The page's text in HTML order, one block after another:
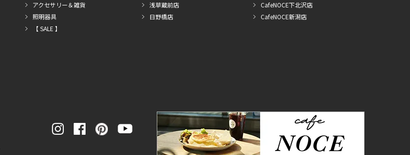
アクセサリー＆雑貨
照明器具
【 SALE 】
浅草蔵前店
日野橋店
CafeNOCE下北沢店
CafeNOCE新潟店